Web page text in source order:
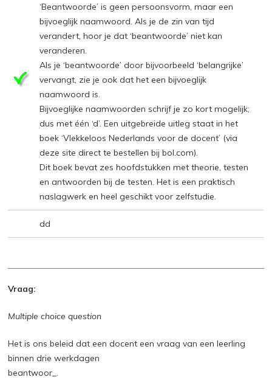
‘Beantwoorde’ is geen persoonsvorm, maar een
bijvoeglijk naamwoord. Als je de zin van tijd
verandert, hoor je dat ‘beantwoorde’ niet kan
veranderen.
Als je ‘beantwoorde’ door bijvoorbeeld ‘belangrijke’
vervangt, zie je ook dat het een bijvoeglijk
naamwoord is.
Bijvoeglijke naamwoorden schrijf je zo kort mogelijk;
dus met één ‘d’. Een uitgebreide uitleg staat in het
boek ‘Vlekkeloos Nederlands voor de docent’ (via
deze site direct te bestellen bij bol.com).
Dit boek bevat zes hoofdstukken met theorie, testen
en antwoorden bij de testen. Het is een praktisch
naslagwerk en heel geschikt voor zelfstudie.
dd
Vraag:
Multiple choice question
Het is ons beleid dat een docent een vraag van een leerling
binnen drie werkdagen
beantwoor_.